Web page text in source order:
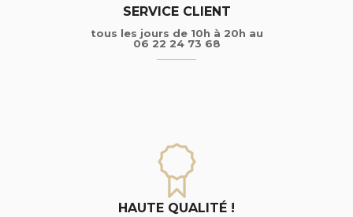
SERVICE CLIENT
tous les jours de 10h à 20h au
06 22 24 73 68
HAUTE QUALITÉ !